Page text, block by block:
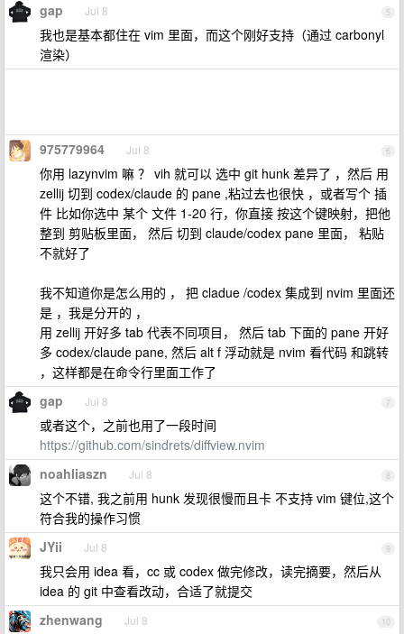
5
gap Jul 8
我也是基本都住在 vim 里面，而这个刚好支持（通过 carbonyl
渲染）
6
975779964 Jul 8
你用 lazynvim 嘛 ？ vih 就可以 选中 git hunk 差异了 ，然后 用
zellij 切到 codex/claude 的 pane ,粘过去也很快 ，或者写个 插
件 比如你选中 某个 文件 1-20 行，你直接 按这个键映射，把他
整到 剪贴板里面， 然后 切到 claude/codex pane 里面， 粘贴
不就好了
我不知道你是怎么用的 ， 把 cladue /codex 集成到 nvim 里面还
是 ，我是分开的 ，
用 zellij 开好多 tab 代表不同项目， 然后 tab 下面的 pane 开好
多 codex/claude pane, 然后 alt f 浮动就是 nvim 看代码 和跳转
，这样都是在命令行里面工作了
7
gap Jul 8
或者这个，之前也用了一段时间
https://github.com/sindrets/diffview.nvim
8
noahliaszn Jul 8
这个不错, 我之前用 hunk 发现很慢而且卡 不支持 vim 键位,这个
符合我的操作习惯
9
JYii Jul 8
我只会用 idea 看，cc 或 codex 做完修改，读完摘要，然后从
idea 的 git 中查看改动，合适了就提交
10
zhenwang Jul 8